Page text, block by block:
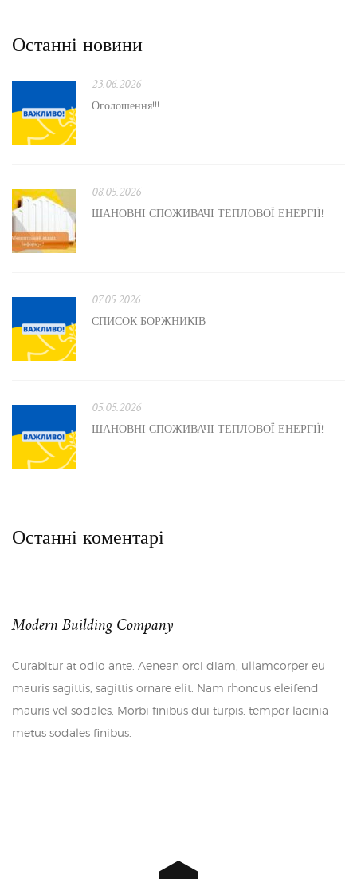
Останні новини
23.06.2026
Оголошення!!!
08.05.2026
ШАНОВНІ СПОЖИВАЧІ ТЕПЛОВОЇ ЕНЕРГІЇ!
07.05.2026
СПИСОК БОРЖНИКІВ
05.05.2026
ШАНОВНІ СПОЖИВАЧІ ТЕПЛОВОЇ ЕНЕРГІЇ!
Останні коментарі
Modern Building Company
Curabitur at odio ante. Aenean orci diam, ullamcorper eu
mauris sagittis, sagittis ornare elit. Nam rhoncus eleifend
mauris vel sodales. Morbi finibus dui turpis, tempor lacinia
metus sodales finibus.